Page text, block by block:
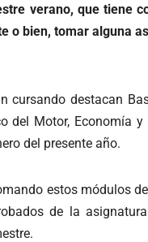
verano, que tiene
o bien, tomar alguna
cursando destacan
del Motor, Economía
del presente año.
estos módulos
de la